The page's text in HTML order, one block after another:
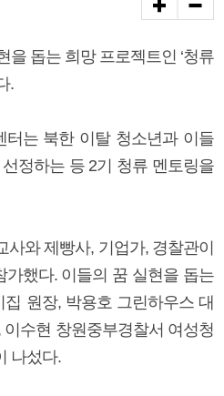
을 돕는 희망 프로젝트인 ‘청류
.
터는 북한 이탈 청소년과 이들
정하는 등 2기 청류 멘토링을
사와 제빵사, 기업가, 경찰관이
했다. 이들의 꿈 실현을 돕는
원장, 박용호 그린하우스 대
수현 창원중부경찰서 여성청
나섰다.